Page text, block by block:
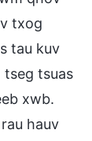
txog
tau kuv
tseg tsuas
xwb.
hauv